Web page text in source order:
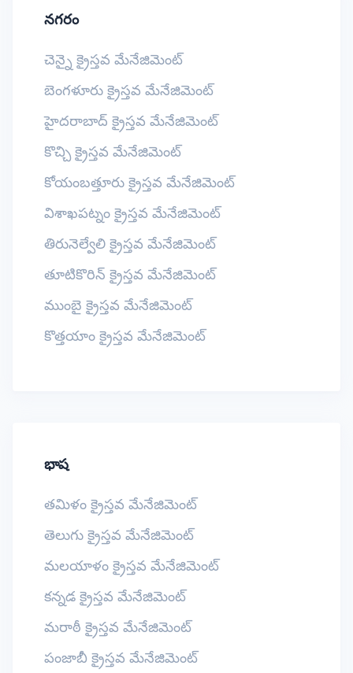
నగరం
చెన్నై క్రైస్తవ మేనేజిమెంట్
బెంగళూరు క్రైస్తవ మేనేజిమెంట్
హైదరాబాద్ క్రైస్తవ మేనేజిమెంట్
కొచ్చి క్రైస్తవ మేనేజిమెంట్
కోయంబత్తూరు క్రైస్తవ మేనేజిమెంట్
విశాఖపట్నం క్రైస్తవ మేనేజిమెంట్
తిరునెల్వేలి క్రైస్తవ మేనేజిమెంట్
తూటికొరిన్ క్రైస్తవ మేనేజిమెంట్
ముంబై క్రైస్తవ మేనేజిమెంట్
కొత్తయాం క్రైస్తవ మేనేజిమెంట్
భాష
తమిళం క్రైస్తవ మేనేజిమెంట్
తెలుగు క్రైస్తవ మేనేజిమెంట్
మలయాళం క్రైస్తవ మేనేజిమెంట్
కన్నడ క్రైస్తవ మేనేజిమెంట్
మరాఠీ క్రైస్తవ మేనేజిమెంట్
పంజాబీ క్రైస్తవ మేనేజిమెంట్